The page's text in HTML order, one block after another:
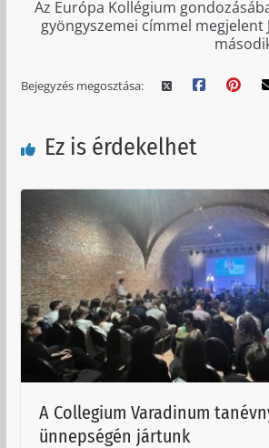
Az Európa Kollégium
gyöngyszemei címmel megjelent
Bejegyzés megosztása:
Ez is érdekelhet
A Collegium Varadinum
ünnepségén jártunk